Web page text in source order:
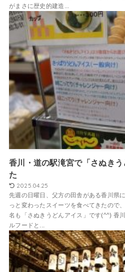
がまさに歴史的建造...
香川・道の駅滝宮で「さぬき
た
2025.04.25
先週の日曜日、父方の田舎がある香川県
っと変わったスイーツを食べてきたので
名も「さぬきうどんアイス」です(^^) 香
ルフードと...